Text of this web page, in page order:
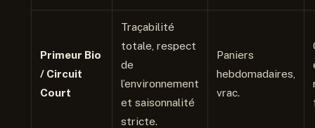
Primeur Bio
/ Circuit
Court
Traçabilité
totale, respect
de
l’environnement
et saisonnalité
stricte.
Paniers
hebdomadaires,
vrac.